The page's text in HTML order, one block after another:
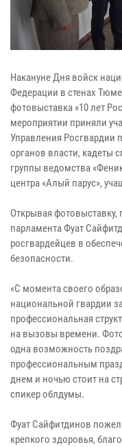
Накануне Дня войск
Федерации в стенах
фотовыставка «10 лет
мероприятии приняли
Управления Росгвардии
органов власти, кадеты
группы ведомства
центра «Алый парус»,
Открывая фотовыставку,
парламента Фуат
росгвардейцев в
безопасности.
«С момента своего
национальной гвардии
профессиональная
на вызовы времени.
одна возможность
профессиональным
днем и ночью стоит на
спикер облдумы.
Фуат Сайфитдинов
крепкого здоровья,